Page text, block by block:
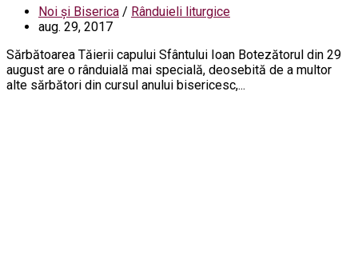
Noi și Biserica / Rânduieli liturgice
aug. 29, 2017
Sărbătoarea Tăierii capului Sfântului Ioan Botezătorul din 29
august are o rânduială mai specială, deosebită de a multor
alte sărbători din cursul anului bisericesc,...